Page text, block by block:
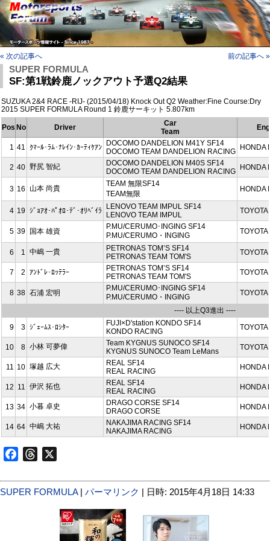
« 次の記事へ 前の記事へ »
SUPER FORMULA
SF:第1戦鈴鹿ノックアウト予選Q2結果
SUZUKA 2&4 RACE -RIJ- (2015/04/18) Knock Out Q2 Weather:Fine Course:Dry
2015 SUPER FORMULA Round 1 鈴鹿サーキット 5.807km
Pos No Driver
Car
Team
1 41 ｸﾏｰﾙ･ﾗﾑ･ﾅﾚｲﾝ･ｶｰﾃｨｹｱﾝ DOCOMO DANDELION M41Y SF14
DOCOMO TEAM DANDELION RACING HONDA
2 40 野尻 智紀
DOCOMO DANDELION M40S SF14
DOCOMO TEAM DANDELION RACING HONDA
3 16 山本 尚貴
TEAM 無限SF14
TEAM無限
HONDA
4 19 ｼﾞｮｱｵ･ﾊﾟｵﾛ･ﾃﾞ･ｵﾘﾍﾞｲﾗ LENOVO TEAM IMPUL SF14
LENOVO TEAM IMPUL
TOYOTA
5 39 国本 雄資
P.MU/CERUMO･INGING SF14
P.MU/CERUMO・INGING
TOYOTA
6 1 中嶋 一貴
PETRONAS TOM’S SF14
PETRONAS TEAM TOM'S
TOYOTA
7 2 ｱﾝﾄﾞﾚ･ﾛｯﾃﾗｰ
PETRONAS TOM’S SF14
PETRONAS TEAM TOM'S
TOYOTA
8 38 石浦 宏明
P.MU/CERUMO･INGING SF14
P.MU/CERUMO・INGING
TOYOTA
---- 以上Q3進出 ----
9
3 ｼﾞｪｰﾑｽ･ﾛｼﾀｰ
FUJI×D'station KONDO SF14
KONDO RACING
TOYOTA
10 8 小林 可夢偉
Team KYGNUS SUNOCO SF14
KYGNUS SUNOCO Team LeMans
TOYOTA
11 10 塚越 広大
REAL SF14
REAL RACING
HONDA
12 11 伊沢 拓也
REAL SF14
REAL RACING
HONDA
13 34 小暮 卓史
DRAGO CORSE SF14
DRAGO CORSE
HONDA
14 64 中嶋 大祐
NAKAJIMA RACING SF14
NAKAJIMA RACING
HONDA
FacebookThreads
SUPER FORMULA| パーマリンク | 日時: 2015年4月18日 14:33